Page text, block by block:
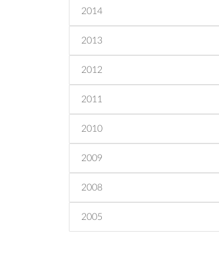
2014
2013
2012
2011
2010
2009
2008
2005